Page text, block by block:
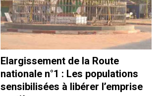
Elargissement de la Route
nationale n°1 : Les populations
sensibilisées à libérer l’emprise